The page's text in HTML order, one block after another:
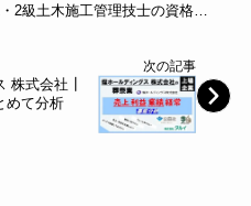
2級土木施工管理技士の資格を
ます！～郡山商工会議所～
次の記事
株式会社┃
めて分析